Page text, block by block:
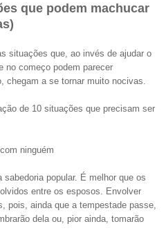
que podem machucar
situações que, ao invés de ajudar o
no começo podem parecer
chegam a se tornar muito nocivas.
de 10 situações que precisam ser
ninguém
popular. É melhor que os
entre os esposos. Envolver
pois, ainda que a tempestade passe,
dela ou, pior ainda, tomarão